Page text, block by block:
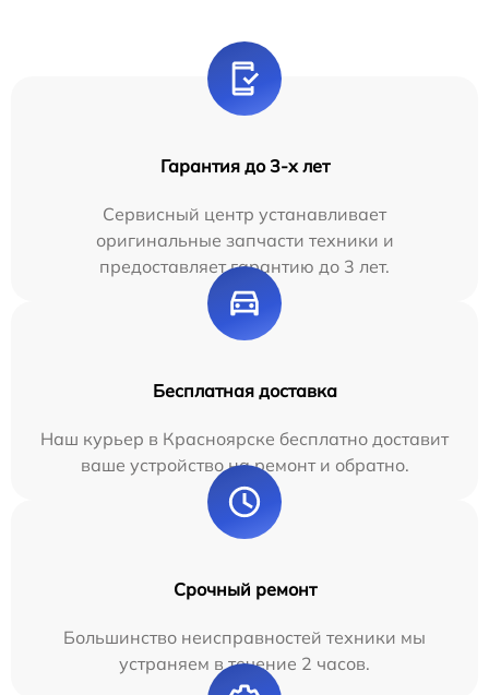
Гарантия до 3-х лет
Сервисный центр устанавливает
оригинальные запчасти техники и
предоставляет гарантию до 3 лет.
Бесплатная доставка
Наш курьер в Красноярске бесплатно доставит
ваше устройство на ремонт и обратно.
Срочный ремонт
Большинство неисправностей техники мы
устраняем в течение 2 часов.